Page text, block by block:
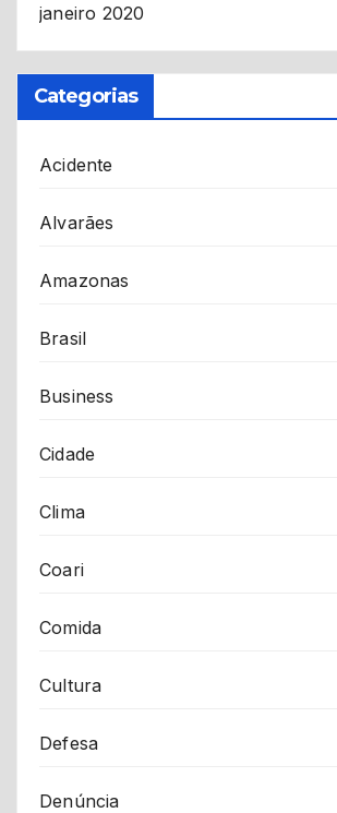
janeiro 2020
Categorias
Acidente
Alvarães
Amazonas
Brasil
Business
Cidade
Clima
Coari
Comida
Cultura
Defesa
Denúncia